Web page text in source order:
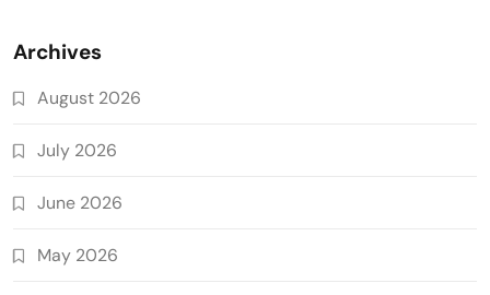
Archives
August 2026
July 2026
June 2026
May 2026